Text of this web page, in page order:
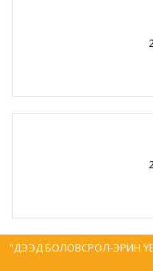
"ДЭЭД БОЛОВСРОЛ-ЭРИН